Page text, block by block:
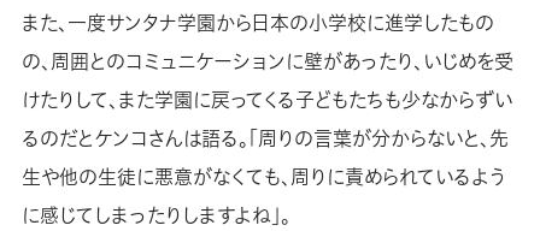
また、一度サンタナ学園から日本の小学校に進学したもの
の、周囲とのコミュニケーションに壁があったり、いじめを受
けたりして、また学園に戻ってくる子どもたちも少なからずい
るのだとケンコさんは語る。「周りの言葉が分からないと、先
生や他の生徒に悪意がなくても、周りに責められているよう
に感じてしまったりしますよね」。